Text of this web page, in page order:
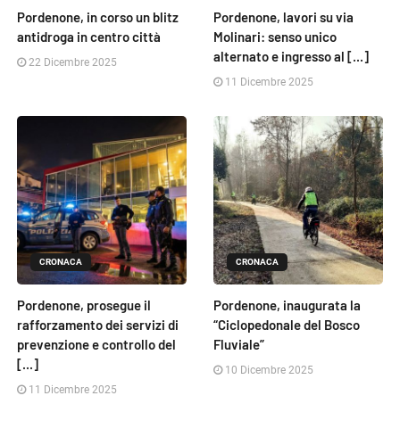
Pordenone, in corso un blitz
antidroga in centro città
22 Dicembre 2025
Pordenone, lavori su via
Molinari: senso unico
alternato e ingresso al [...]
11 Dicembre 2025
CRONACA
Pordenone, prosegue il
rafforzamento dei servizi di
prevenzione e controllo del
[...]
11 Dicembre 2025
CRONACA
Pordenone, inaugurata la
“Ciclopedonale del Bosco
Fluviale”
10 Dicembre 2025